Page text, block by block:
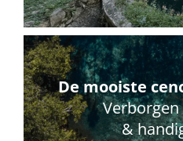
De mooiste
&